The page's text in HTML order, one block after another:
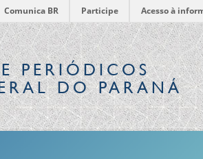
Comunica BR Participe Acesso à
PERIÓDICOS
DO PARANÁ